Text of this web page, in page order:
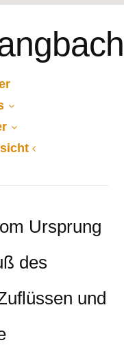
Ursprung
des
und